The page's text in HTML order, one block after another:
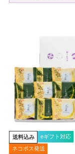
送料込み eギフト対応
ネコポス発送